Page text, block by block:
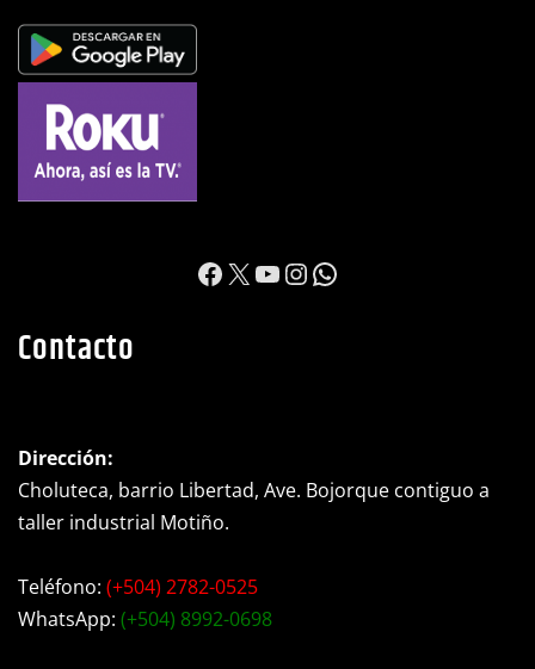
https://
X YouTube
Instagram
WhatsApp
Contacto
Dirección:
Choluteca, barrio Libertad, Ave. Bojorque contiguo a
taller industrial Motiño.
Teléfono: (+504) 2782-0525
WhatsApp: (+504) 8992-0698